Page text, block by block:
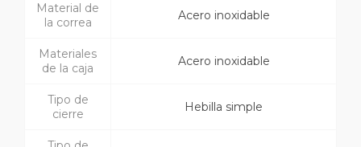
Material de
la correa
Acero inoxidable
Materiales
de la caja
Acero inoxidable
Tipo de
cierre
Hebilla simple